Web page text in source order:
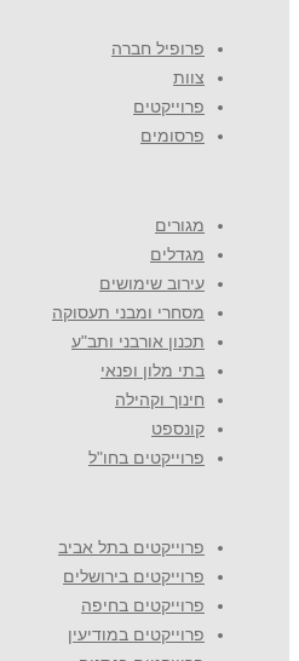
פרופיל חברה
צוות
פרוייקטים
פרסומים
מגורים
מגדלים
עירוב שימושים
מסחרי ומבני תעסוקה
תכנון אורבני ותב"ע
בתי מלון ופנאי
חינוך וקהילה
קונספט
פרוייקטים בחו"ל
פרוייקטים בתל אביב
פרוייקטים בירושלים
פרוייקטים בחיפה
פרוייקטים במודיעין